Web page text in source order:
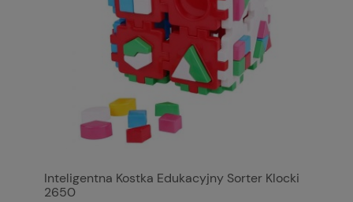
Inteligentna Kostka Edukacyjny Sorter Klocki
2650